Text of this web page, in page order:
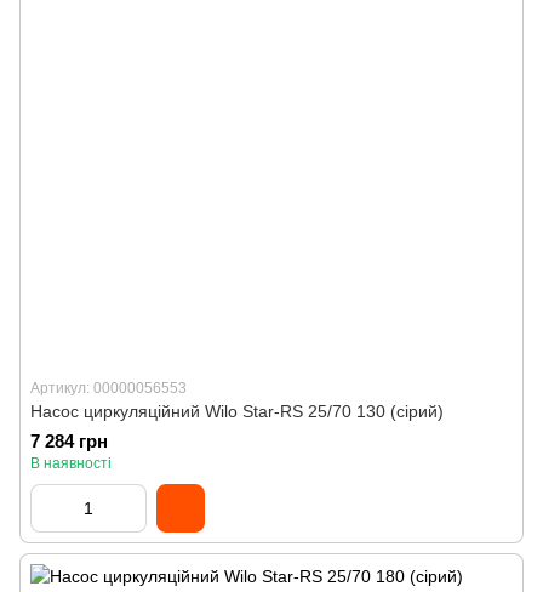
Артикул: 00000056553
Насос циркуляційний Wilo Star-RS 25/70 130 (сірий)
7 284 грн
В наявності